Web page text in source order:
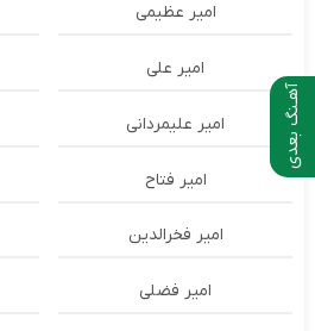
آهـنگ بعدی
امیر عظیمی
امیر علی
امیر علیمردانی
امیر فتاح
امیر فخرالدین
امیر فضلی